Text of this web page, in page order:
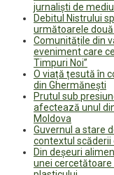
jurnaliști de mediu
Debitul Nistrului
următoarele
Comunitățile din
eveniment care
Timpuri Noi”
O viață țesută în
din Ghermănești
Prutul sub
afectează unul
Moldova
Guvernul a stare
contextul scăderii
Din deșeuri
unei cercetătoare